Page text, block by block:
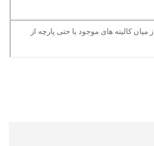
کالیته های موجود یا حتی پارچه از